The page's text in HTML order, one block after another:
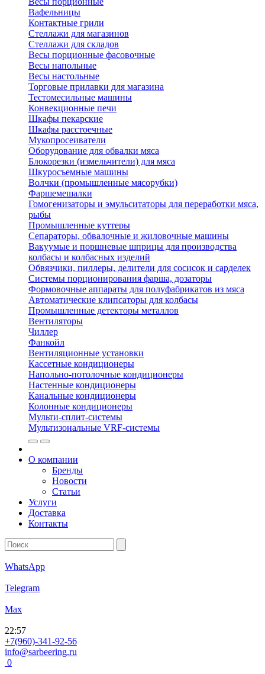
Вафельницы
Контактные грили
Стеллажи для магазинов
Стеллажи для складов
Весы порционные фасовочные
Весы напольные
Весы настольные
Торговые прилавки для магазина
Тестомесильные машины
Конвекционные печи
Шкафы пекарские
Шкафы расстоечные
Мукопросеиватели
Оборудование для обвалки мяса
Блокорезки (измельчители) для мяса
Шкуросъемные машины
Волчки (промышленные мясорубки)
Фаршемешалки
Гомогенизаторы и эмульситаторы для переработки мяса,
рыбы
Промышленные куттеры
Сепараторы, обвалочные и жиловочные машины
Вакуумые и поршневые шприцы для производства
колбасы и колбасных изделий
Обвязчики, пиллеры, делители для сосисок и сарделек
Системы порционирования фарша, дозаторы
Формовочные аппараты для полуфабрикатов из мяса
Автоматические клипсаторы для колбасы
Промышленные детекторы металлов
Вентиляторы
Чиллер
Фанкойл
Вентиляционные установки
Кассетные кондиционеры
Напольно-потолочные кондиционеры
Настенные кондиционеры
Канальные кондиционеры
Колонные кондиционеры
Мульти-сплит-системы
Мультизональные VRF-системы
О компании
Бренды
Новости
Статьи
Услуги
Доставка
Контакты
WhatsApp
Telegram
Max
22:57
+7(960)-341-92-56
info@sarbeering.ru
0